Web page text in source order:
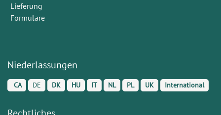
Lieferung
Formulare
Niederlassungen
CA DE DK HU IT NL PL UK International